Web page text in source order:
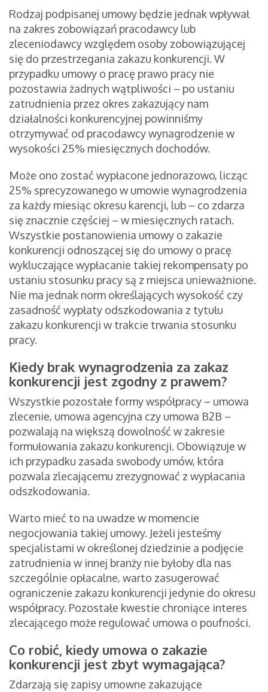
Rodzaj podpisanej umowy będzie jednak wpływał
na zakres zobowiązań pracodawcy lub
zleceniodawcy względem osoby zobowiązującej
się do przestrzegania zakazu konkurencji. W
przypadku umowy o pracę prawo pracy nie
pozostawia żadnych wątpliwości – po ustaniu
zatrudnienia przez okres zakazujący nam
działalności konkurencyjnej powinniśmy
otrzymywać od pracodawcy wynagrodzenie w
wysokości 25% miesięcznych dochodów.
Może ono zostać wypłacone jednorazowo, licząc
25% sprecyzowanego w umowie wynagrodzenia
za każdy miesiąc okresu karencji, lub – co zdarza
się znacznie częściej – w miesięcznych ratach.
Wszystkie postanowienia umowy o zakazie
konkurencji odnoszącej się do umowy o pracę
wykluczające wypłacanie takiej rekompensaty po
ustaniu stosunku pracy są z miejsca unieważnione.
Nie ma jednak norm określających wysokość czy
zasadność wypłaty odszkodowania z tytułu
zakazu konkurencji w trakcie trwania stosunku
pracy.
Kiedy brak wynagrodzenia za zakaz
konkurencji jest zgodny z prawem?
Wszystkie pozostałe formy współpracy – umowa
zlecenie, umowa agencyjna czy umowa B2B –
pozwalają na większą dowolność w zakresie
formułowania zakazu konkurencji. Obowiązuje w
ich przypadku zasada swobody umów, która
pozwala zlecającemu zrezygnować z wypłacania
odszkodowania.
Warto mieć to na uwadze w momencie
negocjowania takiej umowy. Jeżeli jesteśmy
specjalistami w określonej dziedzinie a podjęcie
zatrudnienia w innej branży nie byłoby dla nas
szczególnie opłacalne, warto zasugerować
ograniczenie zakazu konkurencji jedynie do okresu
współpracy. Pozostałe kwestie chroniące interes
zlecającego może regulować umowa o poufności.
Co robić, kiedy umowa o zakazie
konkurencji jest zbyt wymagająca?
Zdarzają się zapisy umowne zakazujące